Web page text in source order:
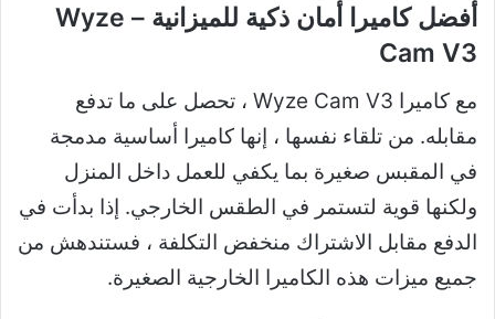
أفضل كاميرا أمان ذكية للميزانية – Wyze
Cam V3
مع كاميرا Wyze Cam V3
، تحصل على ما تدفع
مقابله. من تلقاء نفسها ، إنها كاميرا أساسية مدمجة
في المقبس صغيرة بما يكفي للعمل داخل المنزل
ولكنها قوية لتستمر في الطقس الخارجي. إذا بدأت في
الدفع مقابل الاشتراك منخفض التكلفة ، فستندهش من
جميع ميزات هذه الكاميرا الخارجية الصغيرة.